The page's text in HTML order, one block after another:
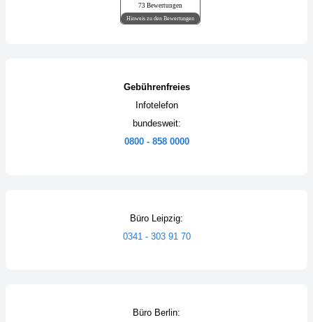
73 Bewertungen
Hinweis zu den Bewertungen
Gebührenfreies
Infotelefon
bundesweit:
0800 - 858 0000
Büro Leipzig:
0341 - 303 91 70
Büro Berlin: